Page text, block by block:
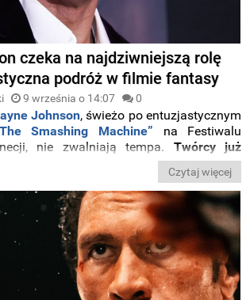
czeka na najdziwniejszą rolę
podróż w filmie fantasy
9 września o 14:07 0
Johnson, świeżo po entuzjastycznym
Smashing Machine” na Festiwalu
nie zwalniają tempa. Twórcy już
– ekranizację kultowej powieści
. Safdie zajmie się
a Johnson wcieli się w ekscentrycznego
Chicken Man.
Czytaj więcej